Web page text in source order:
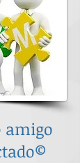
amigo